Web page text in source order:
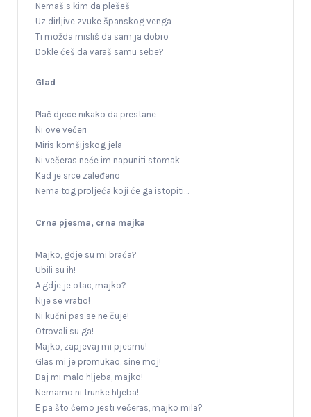
Nemaš s kim da plešeš
Uz dirljive zvuke španskog venga
Ti možda misliš da sam ja dobro
Dokle ćeš da varaš samu sebe?
Glad
Plač djece nikako da prestane
Ni ove večeri
Miris komšijskog jela
Ni večeras neće im napuniti stomak
Kad je srce zaleđeno
Nema tog proljeća koji će ga istopiti…
Crna pjesma, crna majka
Majko, gdje su mi braća?
Ubili su ih!
A gdje je otac, majko?
Nije se vratio!
Ni kućni pas se ne čuje!
Otrovali su ga!
Majko, zapjevaj mi pjesmu!
Glas mi je promukao, sine moj!
Daj mi malo hljeba, majko!
Nemamo ni trunke hljeba!
E pa što ćemo jesti večeras, majko mila?